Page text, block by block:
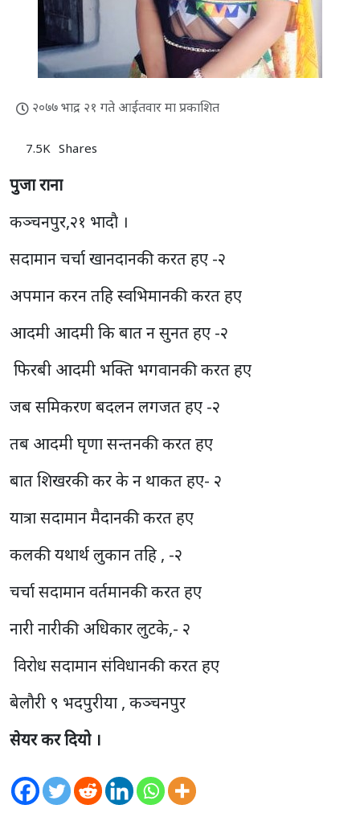
२०७७ भाद्र २१ गते आईतवार मा प्रकाशित
7.5K Shares
पुजा राना
कञ्चनपुर,२१ भादाै ।
सदामान चर्चा खानदानकी करत हए -२
अपमान करन तहि स्वभिमानकी करत हए
आदमी आदमी कि बात न सुनत हए -२
फिरबी आदमी भक्ति भगवानकी करत हए
जब समिकरण बदलन लगजत हए -२
तब आदमी घृणा सन्तनकी करत हए
बात शिखरकी कर के न थाकत हए- २
यात्रा सदामान मैदानकी करत हए
कलकी यथार्थ लुकान तहि , -२
चर्चा सदामान वर्तमानकी करत हए
नारी नारीकी अधिकार लुटके,- २
विरोध सदामान संविधानकी करत हए
बेलाैरी ९ भदपुरीया , कञ्चनपुर
सेयर कर दियो ।